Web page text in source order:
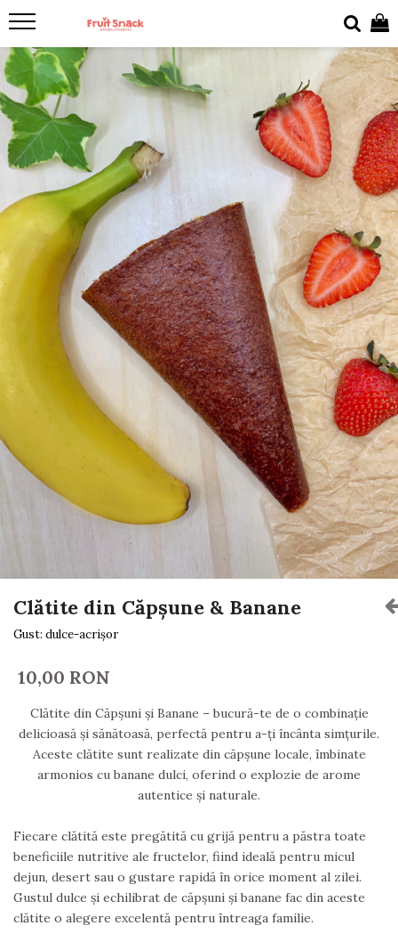
Clătite din Căpșune & Banane
Gust: dulce-acrișor
10,00 RON
Clătite din Căpșuni și Banane – bucură-te de o combinație
delicioasă și sănătoasă, perfectă pentru a-ți încânta simțurile.
Aceste clătite sunt realizate din căpșune locale, îmbinate
armonios cu banane dulci, oferind o explozie de arome
autentice și naturale.
Fiecare clătită este pregătită cu grijă pentru a păstra toate
beneficiile nutritive ale fructelor, fiind ideală pentru micul
dejun, desert sau o gustare rapidă în orice moment al zilei.
Gustul dulce și echilibrat de căpșuni și banane fac din aceste
clătite o alegere excelentă pentru întreaga familie.